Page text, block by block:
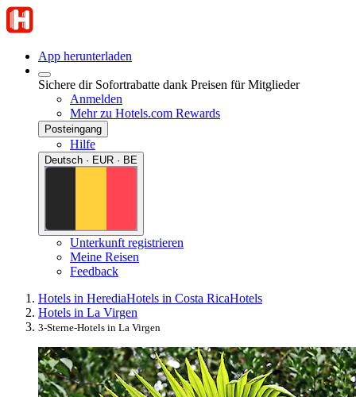
App herunterladen
Sichere dir Sofortrabatte dank Preisen für Mitglieder
Anmelden
Mehr zu Hotels.com Rewards
Posteingang
Hilfe
Deutsch · EUR · BE
Unterkunft registrieren
Meine Reisen
Feedback
Hotels in HerediaHotels in Costa RicaHotels
Hotels in La Virgen
3-Sterne-Hotels in La Virgen